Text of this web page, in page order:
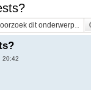
20:42